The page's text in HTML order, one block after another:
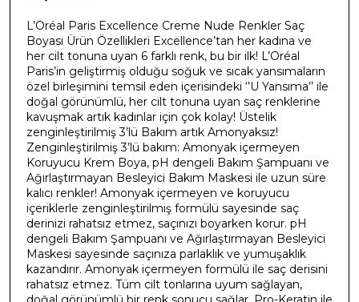
L’Oréal Paris Excellence Creme Nude Renkler Saç
Boyası Ürün Özellikleri Excellence’tan her kadına ve
her cilt tonuna uyan 6 farklı renk, bu bir ilk! L’Oréal
Paris’in geliştirmiş olduğu soğuk ve sıcak yansımaların
özel birleşimini temsil eden içerisindeki ‘’U Yansıma’’ ile
doğal görünümlü, her cilt tonuna uyan saç renklerine
kavuşmak artık kadınlar için çok kolay! Üstelik
zenginleştirilmiş 3’lü Bakım artık Amonyaksız!
Zenginleştirilmiş 3’lü bakım: Amonyak içermeyen
Koruyucu Krem Boya, pH dengeli Bakım Şampuanı ve
Ağırlaştırmayan Besleyici Bakım Maskesi ile uzun süre
kalıcı renkler! Amonyak içermeyen ve koruyucu
içeriklerle zenginleştirilmiş formülü sayesinde saç
derinizi rahatsız etmez, saçınızı boyarken korur. pH
dengeli Bakım Şampuanı ve Ağırlaştırmayan Besleyici
Maskesi sayesinde saçınıza parlaklık ve yumuşaklık
kazandırır. Amonyak içermeyen formülü ile saç derisini
rahatsız etmez. Tüm cilt tonlarına uyum sağlayan,